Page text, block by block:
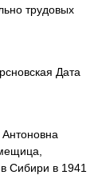
трудовых
Дата
Сибири в 1941